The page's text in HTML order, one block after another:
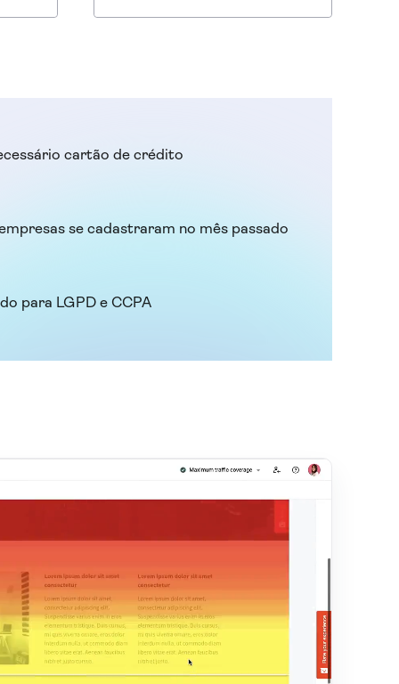
que utilizam WordPress.
cartão de crédito
se cadastraram no mês passado
para LGPD e CCPA